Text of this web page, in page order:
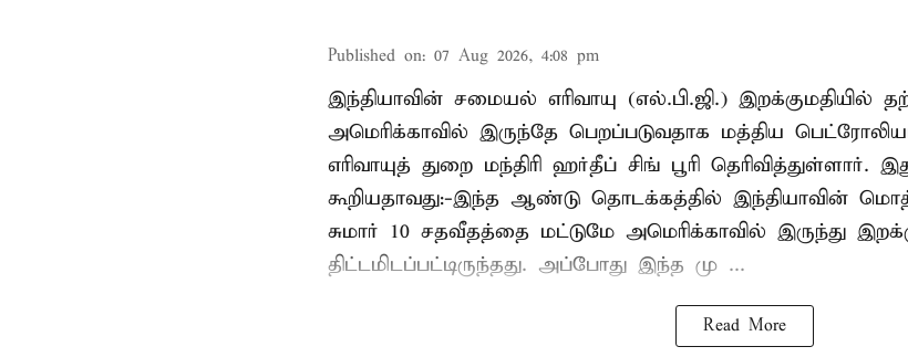
Published on: 07 Aug 2026, 4:08 pm
இந்தியாவின் சமையல் எரிவாயு (எல்.பி.ஜி.) இறக்குமதியில்
அமெரிக்காவில் இருந்தே பெறப்படுவதாக மத்திய
எரிவாயுத் துறை மந்திரி ஹர்தீப் சிங் பூரி தெரிவித்துள்ளார்.
கூறியதாவது:-இந்த ஆண்டு தொடக்கத்தில் இந்தியாவின்
சுமார் 10 சதவீதத்தை மட்டுமே அமெரிக்காவில் இருந்து
திட்டமிடப்பட்டிருந்தது. அப்போது இந்த மு ...
Read More